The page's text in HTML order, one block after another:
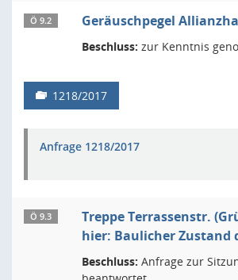
Ö 9.2 Geräuschpegel
Beschluss: zur Kenntnis
1218/2017
Anfrage 1218/2017
Ö 9.3
Treppe Terrassenstr.
hier: Baulicher Zustand
Beschluss: Anfrage zur